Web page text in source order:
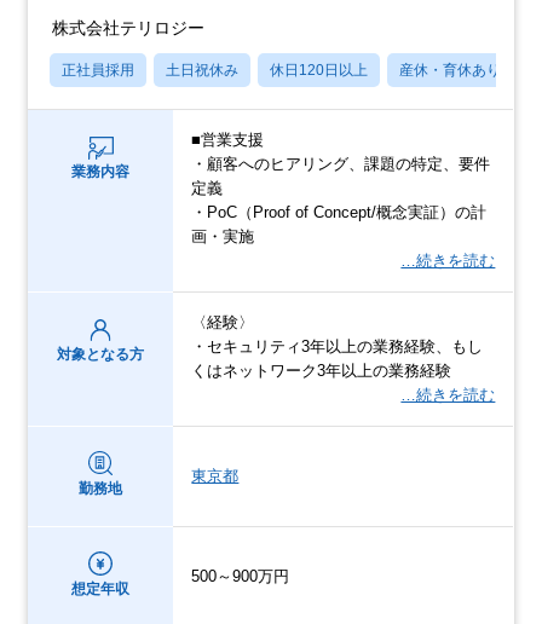
株式会社テリロジー
正社員採用 土日祝休み 休日120日以上 産休・育休あり
業務内容
■営業支援
・顧客へのヒアリング、課題の特定、要件
定義
・PoC（Proof of Concept/概念実証）の計
画・実施
…続きを読む
対象となる方
〈経験〉
・セキュリティ3年以上の業務経験、もし
くはネットワーク3年以上の業務経験
…続きを読む
勤務地
東京都
想定年収
500～900万円